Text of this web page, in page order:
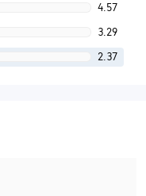
4.57
3.29
2.37